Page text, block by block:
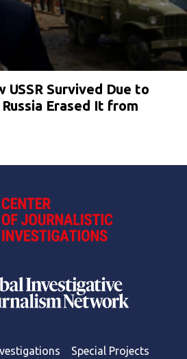
USSR Survived Due to
Erased It from
Special Projects